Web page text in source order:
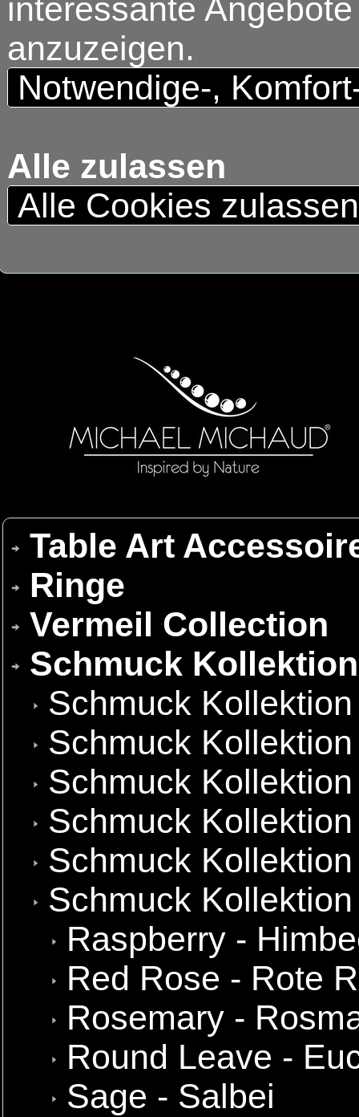
interessante
anzuzeigen.
Notwendige-,
Alle zulassen
Alle Cookies
Table Art
Ringe
Vermeil Collection
Schmuck
Schmuck
Schmuck
Schmuck
Schmuck
Schmuck
Schmuck
Raspberry -
Red Rose - Rote
Rosemary -
Round Leave -
Sage - Salbei